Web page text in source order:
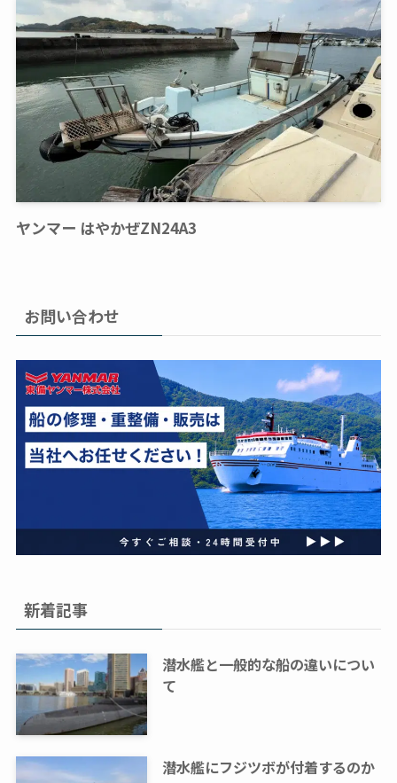
ヤンマー はやかぜZN24A3
お問い合わせ
新着記事
潜水艦と一般的な船の違いについ
て
潜水艦にフジツボが付着するのか